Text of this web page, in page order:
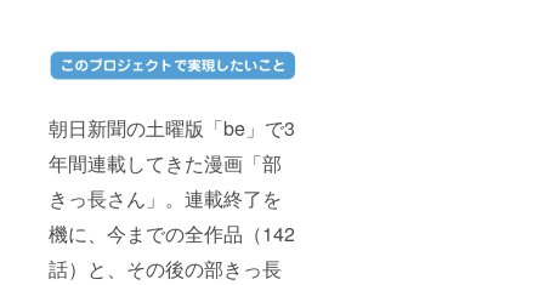
朝日新聞の土曜版「be」で3
年間連載してきた漫画「部
きっ長さん」。連載終了を
機に、今までの全作品（142
話）と、その後の部きっ長